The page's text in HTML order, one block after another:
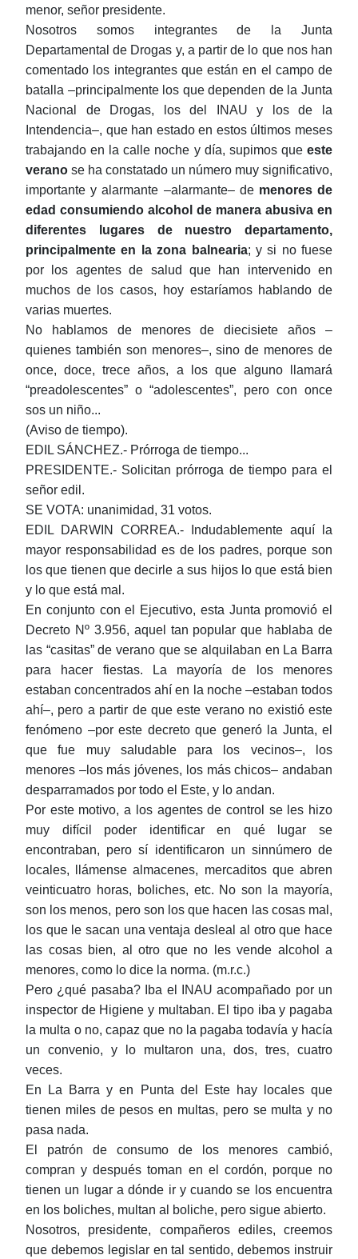
menor, señor presidente.
Nosotros somos integrantes de la Junta
Departamental de Drogas y, a partir de lo que nos han
comentado los integrantes que están en el campo de
batalla ‒principalmente los que dependen de la Junta
Nacional de Drogas, los del INAU y los de la
Intendencia‒, que han estado en estos últimos meses
trabajando en la calle noche y día, supimos que este
verano se ha constatado un número muy significativo,
importante y alarmante ‒alarmante‒ de menores de
edad consumiendo alcohol de manera abusiva en
diferentes lugares de nuestro departamento,
principalmente en la zona balnearia; y si no fuese
por los agentes de salud que han intervenido en
muchos de los casos, hoy estaríamos hablando de
varias muertes.
No hablamos de menores de diecisiete años ‒
quienes también son menores‒, sino de menores de
once, doce, trece años, a los que alguno llamará
“preadolescentes” o “adolescentes”, pero con once
sos un niño...
(Aviso de tiempo).
EDIL SÁNCHEZ.- Prórroga de tiempo...
PRESIDENTE.- Solicitan prórroga de tiempo para el
señor edil.
SE VOTA: unanimidad, 31 votos.
EDIL DARWIN CORREA.- Indudablemente aquí la
mayor responsabilidad es de los padres, porque son
los que tienen que decirle a sus hijos lo que está bien
y lo que está mal.
En conjunto con el Ejecutivo, esta Junta promovió el
Decreto Nº 3.956, aquel tan popular que hablaba de
las “casitas” de verano que se alquilaban en La Barra
para hacer fiestas. La mayoría de los menores
estaban concentrados ahí en la noche ‒estaban todos
ahí‒, pero a partir de que este verano no existió este
fenómeno ‒por este decreto que generó la Junta, el
que fue muy saludable para los vecinos‒, los
menores ‒los más jóvenes, los más chicos‒ andaban
desparramados por todo el Este, y lo andan.
Por este motivo, a los agentes de control se les hizo
muy difícil poder identificar en qué lugar se
encontraban, pero sí identificaron un sinnúmero de
locales, llámense almacenes, mercaditos que abren
veinticuatro horas, boliches, etc. No son la mayoría,
son los menos, pero son los que hacen las cosas mal,
los que le sacan una ventaja desleal al otro que hace
las cosas bien, al otro que no les vende alcohol a
menores, como lo dice la norma. (m.r.c.)
Pero ¿qué pasaba? Iba el INAU acompañado por un
inspector de Higiene y multaban. El tipo iba y pagaba
la multa o no, capaz que no la pagaba todavía y hacía
un convenio, y lo multaron una, dos, tres, cuatro
veces.
En La Barra y en Punta del Este hay locales que
tienen miles de pesos en multas, pero se multa y no
pasa nada.
El patrón de consumo de los menores cambió,
compran y después toman en el cordón, porque no
tienen un lugar a dónde ir y cuando se los encuentra
en los boliches, multan al boliche, pero sigue abierto.
Nosotros, presidente, compañeros ediles, creemos
que debemos legislar en tal sentido, debemos instruir